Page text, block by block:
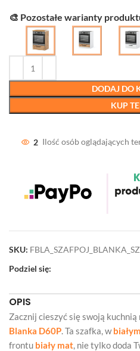
🎨 Pozostałe warianty
DODAJ DO
KUP
2 Ilość osób oglądających
SKU:
Podziel się:
OPIS
Zacznij cieszyć się swoją kuchnią
Blanka D60P. Ta szafka, w
frontu biały mat, nie tylko doda